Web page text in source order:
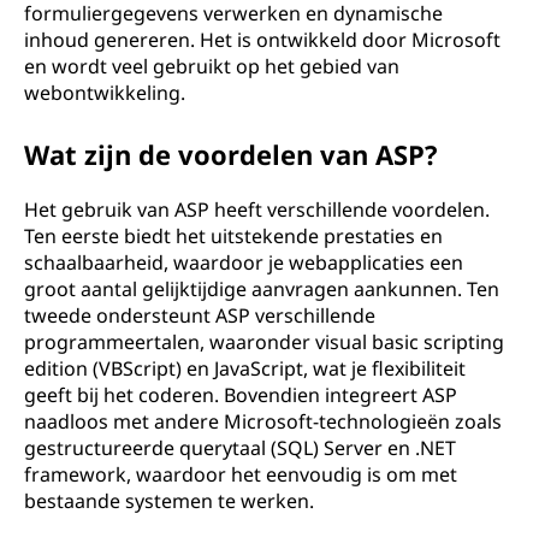
n
A
formuliergegevens verwerken en dynamische
inhoud genereren. Het is ontwikkeld door Microsoft
en wordt veel gebruikt op het gebied van
webontwikkeling.
Wat zijn de voordelen van ASP?
Het gebruik van ASP heeft verschillende voordelen.
Ten eerste biedt het uitstekende prestaties en
schaalbaarheid, waardoor je webapplicaties een
groot aantal gelijktijdige aanvragen aankunnen. Ten
tweede ondersteunt ASP verschillende
programmeertalen, waaronder visual basic scripting
edition (VBScript) en JavaScript, wat je flexibiliteit
geeft bij het coderen. Bovendien integreert ASP
naadloos met andere Microsoft-technologieën zoals
gestructureerde querytaal (SQL) Server en .NET
framework, waardoor het eenvoudig is om met
bestaande systemen te werken.